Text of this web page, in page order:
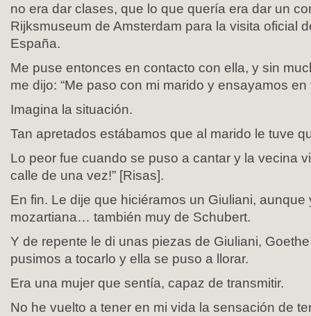
no era dar clases, que lo que quería era dar un
Rijksmuseum de Amsterdam para la visita oficial
España.
Me puse entonces en contacto con ella, y sin
me dijo: “Me paso con mi marido y ensayamos en
Imagina la situación.
Tan apretados estábamos que al marido le tuve
Lo peor fue cuando se puso a cantar y la vecina
calle de una vez!” [Risas].
En fin. Le dije que hiciéramos un Giuliani,
mozartiana… también muy de Schubert.
Y de repente le di unas piezas de Giuliani,
pusimos a tocarlo y ella se puso a llorar.
Era una mujer que sentía, capaz de transmitir.
No he vuelto a tener en mi vida la sensación de